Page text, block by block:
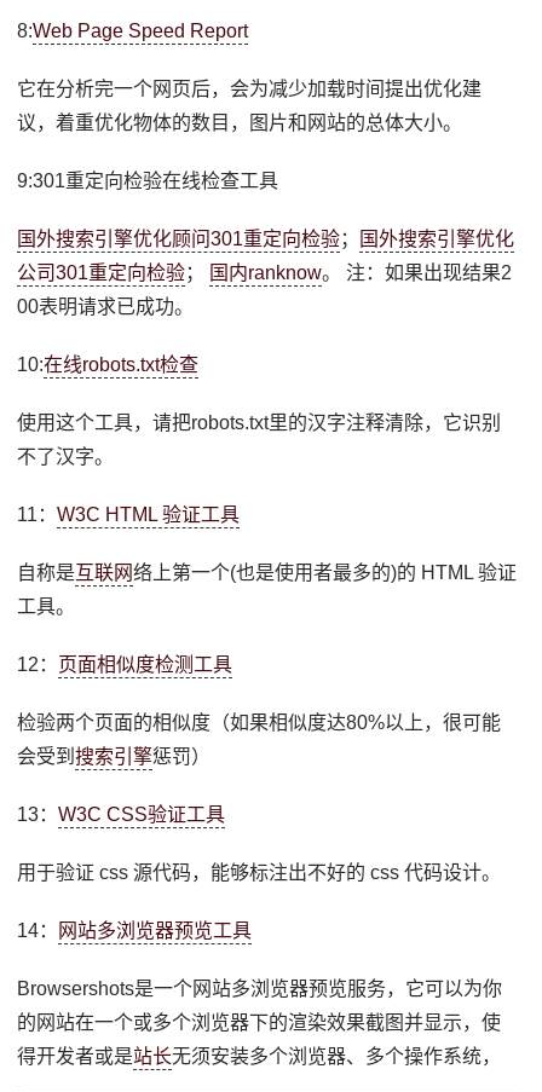
8:Web Page Speed Report
它在分析完一个网页后，会为减少加载时间提出优化建
议，着重优化物体的数目，图片和网站的总体大小。
9:301重定向检验在线检查工具
国外搜索引擎优化顾问301重定向检验；
国外搜索引擎优化
公司301重定向检验； 国内ranknow。 注：如果出现结果2
00表明请求已成功。
10:在线robots.txt检查
使用这个工具，请把robots.txt里的汉字注释清除，它识别
不了汉字。
11：W3C HTML 验证工具
自称是互联网络上第一个(也是使用者最多的)的 HTML 验证
工具。
12： 页面相似度检测工具
检验两个页面的相似度（如果相似度达80%以上，很可能
会受到搜索引擎惩罚）
13：W3C CSS验证工具
用于验证 css 源代码，能够标注出不好的 css 代码设计。
14： 网站多浏览器预览工具
Browsershots是一个网站多浏览器预览服务，它可以为你
的网站在一个或多个浏览器下的渲染效果截图并显示，使
得开发者或是站长无须安装多个浏览器、多个操作系统，